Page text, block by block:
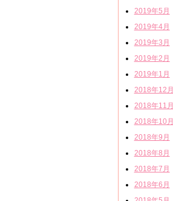
2019年5月
2019年4月
2019年3月
2019年2月
2019年1月
2018年12月
2018年11月
2018年10月
2018年9月
2018年8月
2018年7月
2018年6月